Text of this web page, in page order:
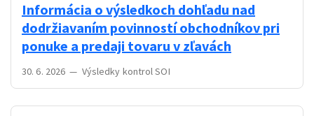
Informácia o výsledkoch dohľadu nad
dodržiavaním povinností obchodníkov pri
ponuke a predaji tovaru v zľavách
30. 6. 2026 — Výsledky kontrol SOI